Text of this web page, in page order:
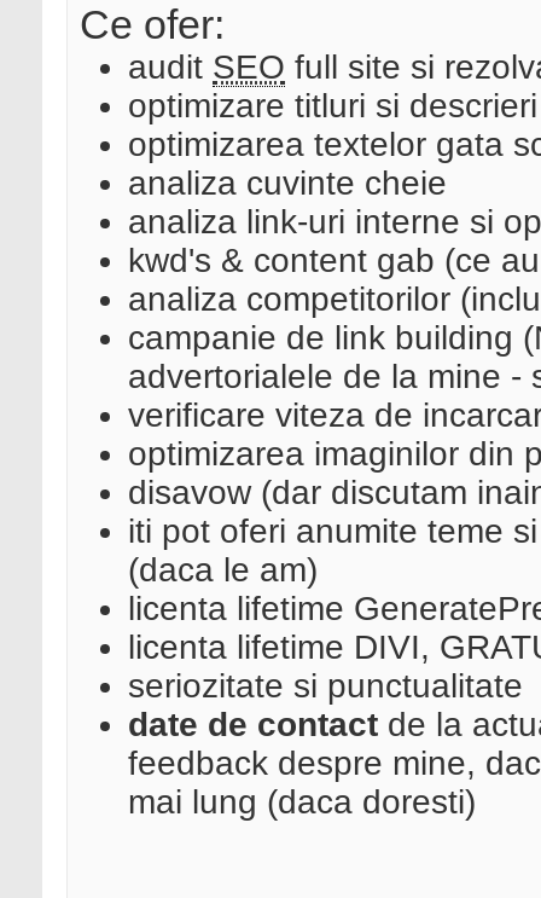
Ce ofer:
audit SEO full site si
optimizare titluri si descrieri
optimizarea textelor gata
analiza cuvinte cheie
analiza link-uri interne si
kwd's & content gab (ce
analiza competitorilor
campanie de link building
advertorialele de la mine -
verificare viteza de
optimizarea imaginilor din
disavow (dar discutam
iti pot oferi anumite teme
(daca le am)
licenta lifetime
licenta lifetime DIVI,
seriozitate si punctualitate
date de contact de la
feedback despre mine,
mai lung (daca doresti)